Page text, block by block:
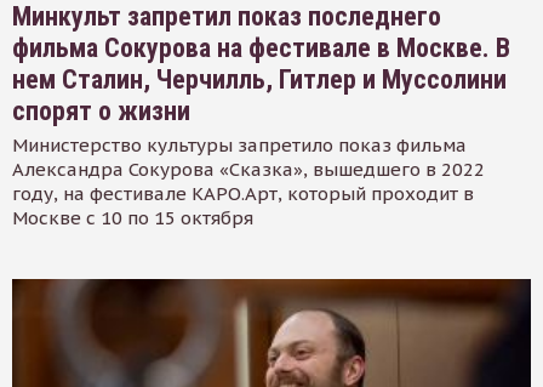
Минкульт запретил показ последнего
фильма Сокурова на фестивале в Москве. В
нем Сталин, Черчилль, Гитлер и Муссолини
спорят о жизни
Министерство культуры запретило показ фильма
Александра Сокурова «Сказка», вышедшего в 2022
году, на фестивале КАРО.Арт, который проходит в
Москве с 10 по 15 октября